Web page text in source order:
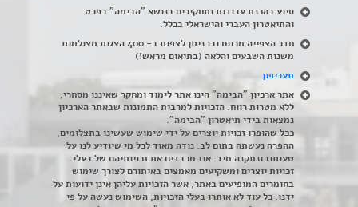
סיוע בהכנת עבודות ותחקירים בנושא "הבימה" בפרט
והתיאטרון העברי והישראלי בכלל.
חדר הצפייה מרווח ובו ניתן לצפות ב- 400 הצגות מצולמות
משנות השבעים והלאה (בתיאום מראש!)
תעריפון
אתר ארכיון "הבימה" הינו אתר לימוד ומחקר שאיננו מסחרי,
ללא מטרות רווח. הזכויות למרבית התמונות שבאתר הארכיון
נמצאות בידי תיאטרון "הבימה".
ככל שהופרו זכויות יוצרים על ידי שימוש שעשינו בתצלומים,
ההפרה נעשתה בתום לב. נודה מאוד לכל מי שיודיע לנו על
טעותנו ונתקנה מיד. אנו מכבדים את זכויותיהם של בעלי
זכויות יוצרים ומשקיעים מאמצים באיתורם לצורך שימוש
בחומרים המופיעים באתר, אשר הזכויות עליהן אינן ידועות על
ידנו. כל עוד לא אותרו בעלי הזכויות, השימוש נעשה על פי